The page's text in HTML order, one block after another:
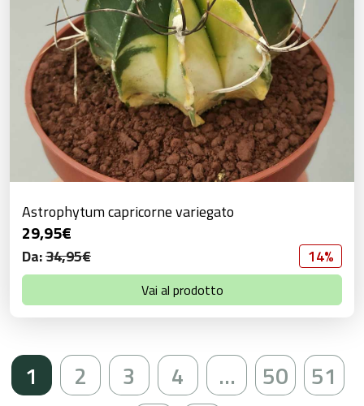
Astrophytum capricorne variegato
29,95€
Da:34,95€ 14%
Vai al prodotto
1 2 3 4 … 50
51